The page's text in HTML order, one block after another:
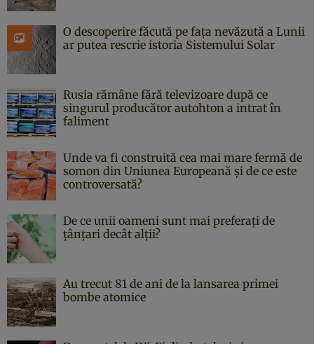
O descoperire făcută pe fața nevăzută a Lunii
ar putea rescrie istoria Sistemului Solar
Rusia rămâne fără televizoare după ce
singurul producător autohton a intrat în
faliment
Unde va fi construită cea mai mare fermă de
somon din Uniunea Europeană și de ce este
controversată?
De ce unii oameni sunt mai preferați de
țânțari decât alții?
Au trecut 81 de ani de la lansarea primei
bombe atomice